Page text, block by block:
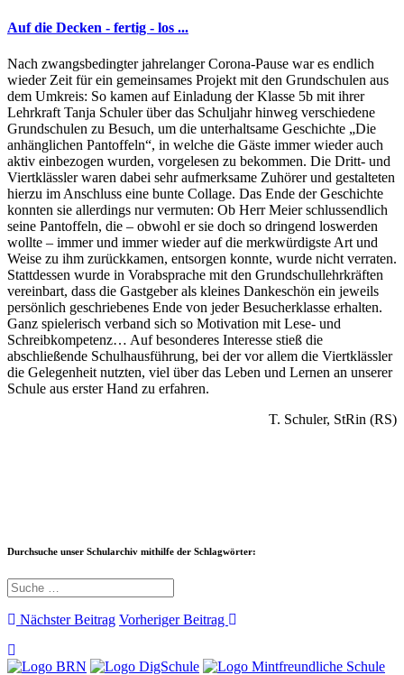
Auf die Decken - fertig - los ...
Nach zwangsbedingter jahrelanger Corona-Pause war es endlich
wieder Zeit für ein gemeinsames Projekt mit den Grundschulen aus
dem Umkreis: So kamen auf Einladung der Klasse 5b mit ihrer
Lehrkraft Tanja Schuler über das Schuljahr hinweg verschiedene
Grundschulen zu Besuch, um die unterhaltsame Geschichte „Die
anhänglichen Pantoffeln“, in welche die Gäste immer wieder auch
aktiv einbezogen wurden, vorgelesen zu bekommen. Die Dritt- und
Viertklässler waren dabei sehr aufmerksame Zuhörer und gestalteten
hierzu im Anschluss eine bunte Collage. Das Ende der Geschichte
konnten sie allerdings nur vermuten: Ob Herr Meier schlussendlich
seine Pantoffeln, die – obwohl er sie doch so dringend loswerden
wollte – immer und immer wieder auf die merkwürdigste Art und
Weise zu ihm zurückkamen, entsorgen konnte, wurde nicht verraten.
Stattdessen wurde in Vorabsprache mit den Grundschullehrkräften
vereinbart, dass die Gastgeber als kleines Dankeschön ein jeweils
persönlich geschriebenes Ende von jeder Besucherklasse erhalten.
Ganz spielerisch verband sich so Motivation mit Lese- und
Schreibkompetenz… Auf besonderes Interesse stieß die
abschließende Schulhausführung, bei der vor allem die Viertklässler
die Gelegenheit nutzten, viel über das Leben und Lernen an unserer
Schule aus erster Hand zu erfahren.
T. Schuler, StRin (RS)
Durchsuche unser Schularchiv mithilfe der Schlagwörter:
Nächster Beitrag Vorheriger Beitrag